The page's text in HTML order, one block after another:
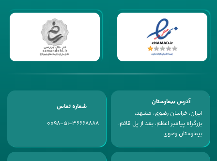
آدرس بیمارستان
ایران، خراسان رضوی، مشهد،
بزرگراه پیامبر اعظم، بعد از پل قائم،
بیمارستان رضوی
شماره تماس
0098-51-36668888